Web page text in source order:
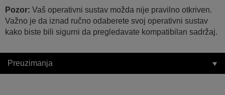
Pozor: Vaš operativni sustav možda nije pravilno otkriven.
Važno je da iznad ručno odaberete svoj operativni sustav
kako biste bili sigurni da pregledavate kompatibilan sadržaj.
Preuzimanja